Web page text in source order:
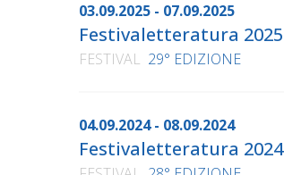
03.09.2025 - 07.09.2025
Festivaletteratura 2025
FESTIVAL 29° EDIZIONE
04.09.2024 - 08.09.2024
Festivaletteratura 2024